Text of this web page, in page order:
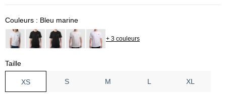
Couleurs : Bleu marine
+ 3 couleurs
Taille
XS S M L XL